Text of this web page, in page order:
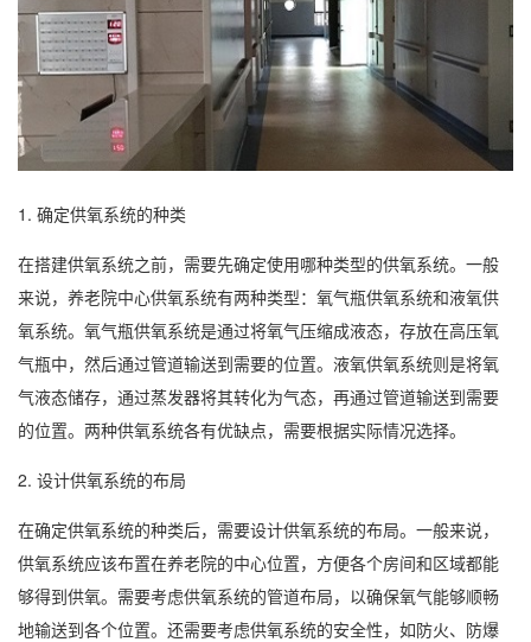
1. 确定供氧系统的种类
在搭建供氧系统之前，需要先确定使用哪种类型的供氧系统。一般
来说，养老院中心供氧系统有两种类型：氧气瓶供氧系统和液氧供
氧系统。氧气瓶供氧系统是通过将氧气压缩成液态，存放在高压氧
气瓶中，然后通过管道输送到需要的位置。液氧供氧系统则是将氧
气液态储存，通过蒸发器将其转化为气态，再通过管道输送到需要
的位置。两种供氧系统各有优缺点，需要根据实际情况选择。
2. 设计供氧系统的布局
在确定供氧系统的种类后，需要设计供氧系统的布局。一般来说，
供氧系统应该布置在养老院的中心位置，方便各个房间和区域都能
够得到供氧。需要考虑供氧系统的管道布局，以确保氧气能够顺畅
地输送到各个位置。还需要考虑供氧系统的安全性，如防火、防爆